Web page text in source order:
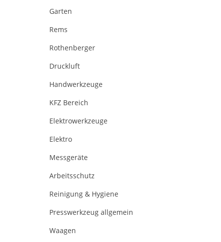
Garten
Rems
Rothenberger
Druckluft
Handwerkzeuge
KFZ Bereich
Elektrowerkzeuge
Elektro
Messgeräte
Arbeitsschutz
Reinigung & Hygiene
Presswerkzeug allgemein
Waagen